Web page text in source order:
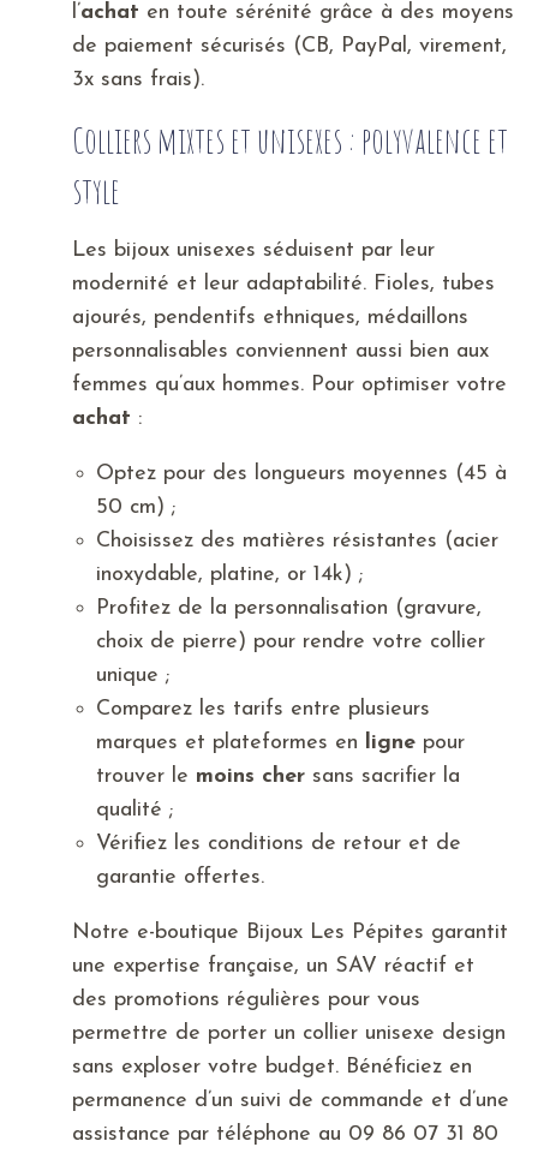
l’achat en toute sérénité grâce à des moyens
de paiement sécurisés (CB, PayPal, virement,
3x sans frais).
Colliers mixtes et unisexes : polyvalence et
style
Les bijoux unisexes séduisent par leur
modernité et leur adaptabilité. Fioles, tubes
ajourés, pendentifs ethniques, médaillons
personnalisables conviennent aussi bien aux
femmes qu’aux hommes. Pour optimiser votre
achat :
Optez pour des longueurs moyennes (45 à
50 cm) ;
Choisissez des matières résistantes (acier
inoxydable, platine, or 14k) ;
Profitez de la personnalisation (gravure,
choix de pierre) pour rendre votre collier
unique ;
Comparez les tarifs entre plusieurs
marques et plateformes en ligne pour
trouver le moins cher sans sacrifier la
qualité ;
Vérifiez les conditions de retour et de
garantie offertes.
Notre e-boutique Bijoux Les Pépites garantit
une expertise française, un SAV réactif et
des promotions régulières pour vous
permettre de porter un collier unisexe design
sans exploser votre budget. Bénéficiez en
permanence d’un suivi de commande et d’une
assistance par téléphone au 09 86 07 31 80